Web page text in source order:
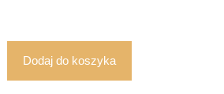
Dodaj do koszyka